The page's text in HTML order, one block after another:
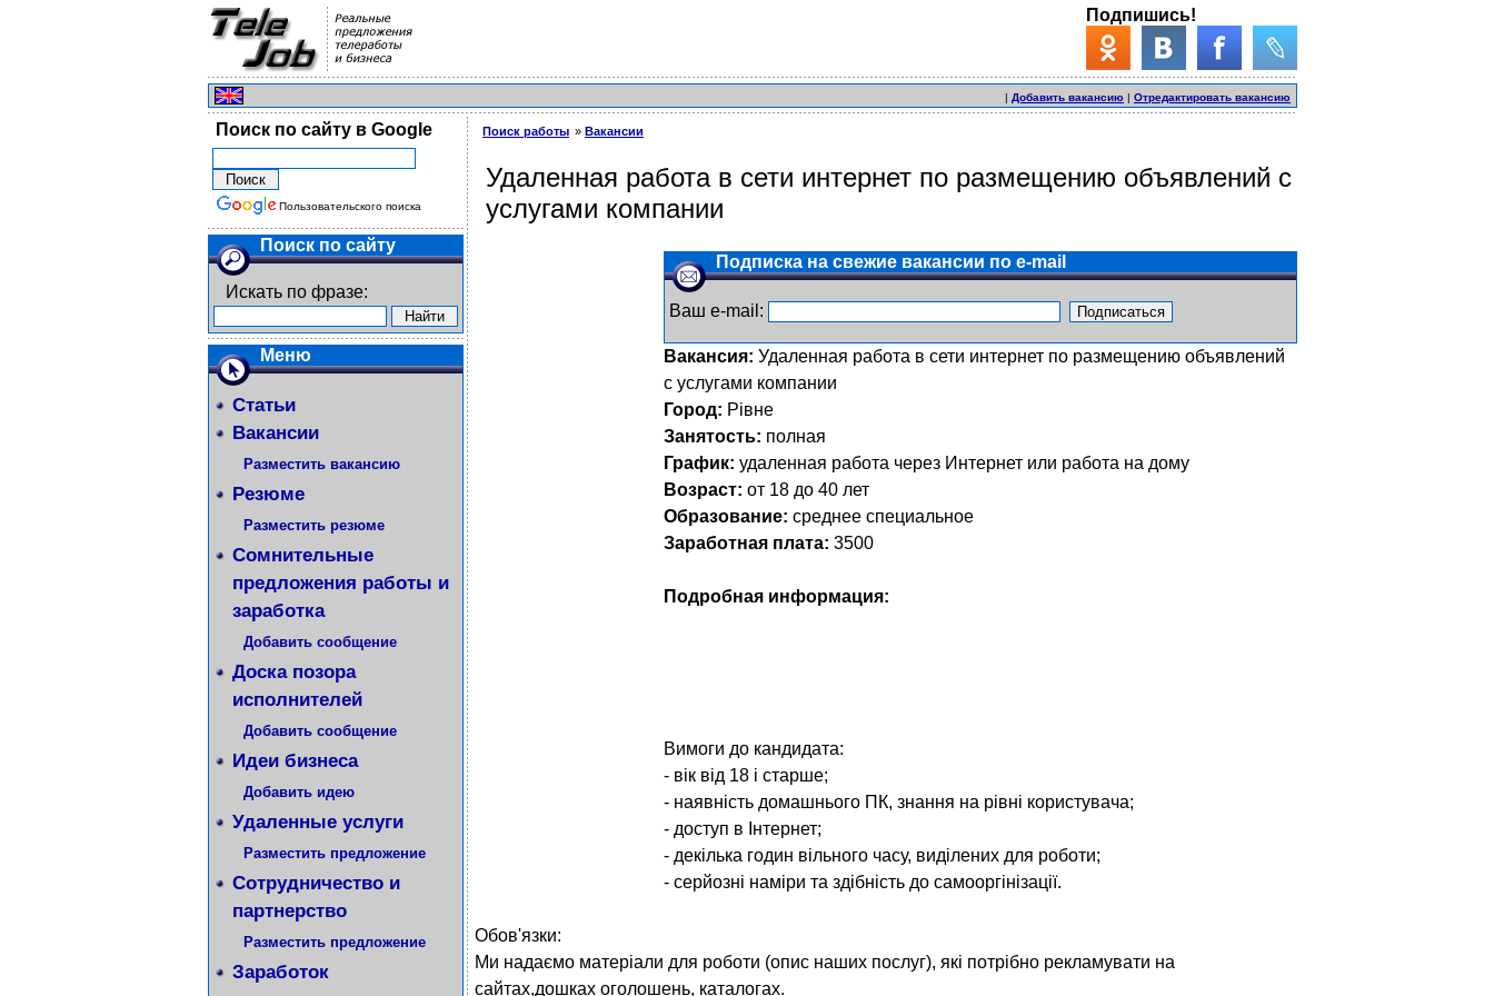
Подпишись!
| Добавить вакансию | Отредактировать вакансию
Поиск по сайту в Google
Пользовательского поиска
Поиск по сайту
Искать по фразе:
Меню
Статьи
Вакансии
Разместить вакансию
Резюме
Разместить резюме
Сомнительные
предложения работы и
заработка
Добавить сообщение
Доска позора
исполнителей
Добавить сообщение
Идеи бизнеса
Добавить идею
Удаленные услуги
Разместить предложение
Сотрудничество и
партнерство
Разместить предложение
Заработок
Поиск работы Вакансии
Удаленная работа в сети интернет по размещению объявлений с
услугами компании
Подписка на свежие вакансии по e-mail
Ваш e-mail:
Вакансия: Удаленная работа в сети интернет по размещению объявлений
с услугами компании
Город: Рівне
Занятость: полная
График: удаленная работа через Интернет или работа на дому
Возраст: от 18 до 40 лет
Образование: среднее специальное
Заработная плата: 3500
Подробная информация:
Вимоги до кандидата:
- вік від 18 і старше;
- наявність домашнього ПК, знання на рівні користувача;
- доступ в Інтернет;
- декілька годин вільного часу, виділених для роботи;
- серйозні наміри та здібність до самооргінізації.
Обов'язки:
Ми надаємо матеріали для роботи (опис наших послуг), які потрібно рекламувати на
сайтах,дошках оголошень, каталогах.